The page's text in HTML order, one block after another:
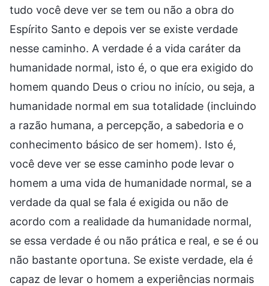
tudo você deve ver se tem ou não a obra do
Espírito Santo e depois ver se existe verdade
nesse caminho. A verdade é a vida caráter da
humanidade normal, isto é, o que era exigido do
homem quando Deus o criou no início, ou seja, a
humanidade normal em sua totalidade (incluindo
a razão humana, a percepção, a sabedoria e o
conhecimento básico de ser homem). Isto é,
você deve ver se esse caminho pode levar o
homem a uma vida de humanidade normal, se a
verdade da qual se fala é exigida ou não de
acordo com a realidade da humanidade normal,
se essa verdade é ou não prática e real, e se é ou
não bastante oportuna. Se existe verdade, ela é
capaz de levar o homem a experiências normais